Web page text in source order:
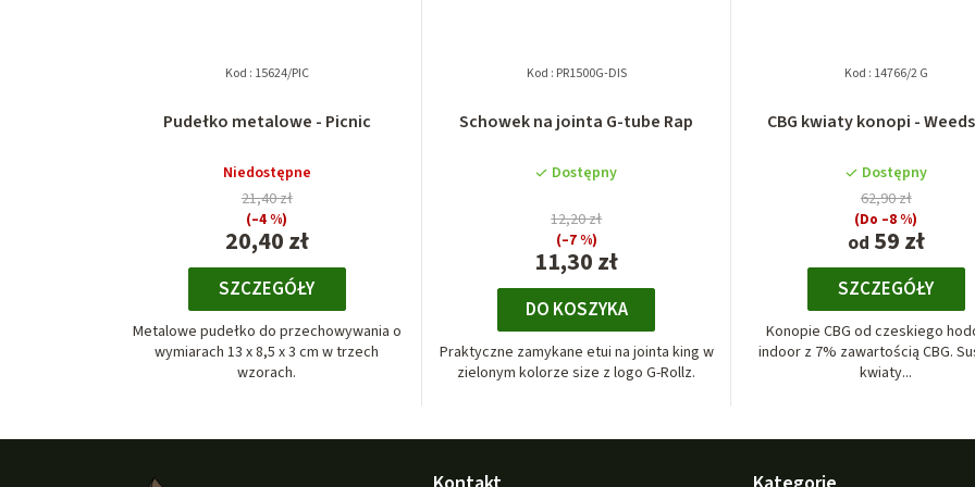
Pudełko metalowe - Picnic
Niedostępne
20,40 zł
21,40 zł
(–4 %)
SZCZEGÓŁY
Metalowe pudełko do przechowywania o
wymiarach 13 x 8,5 x 3 cm w trzech
wzorach.
Kod : 15624/PIC
Schowek na jointa G-tube Rap
Dostępny
11,30 zł
12,20 zł
(–7 %)
DO KOSZYKA
Praktyczne zamykane etui na jointa king w
zielonym kolorze size z logo G-Rollz.
Kod : PR1500G-DIS
CBG kwiaty konopi -
Dostępny
od 59 zł
62,90 zł
(Do –8 %)
SZCZEGÓŁY
Konopie CBG od czeskiego
indoor z 7% zawartością CBG.
kwiaty...
Kod : 14766/2 G